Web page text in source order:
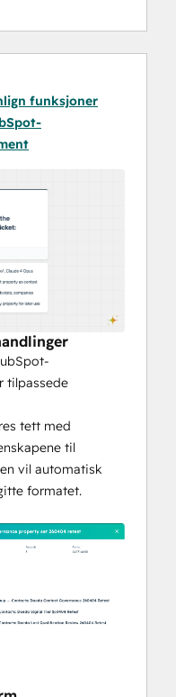
og utføres av
AI (og
hele objektrom
du trygt stille
ved
om at din
modell ikke kan
uten
funksjoner
tilpassede
tett med
til
vil automatisk
formatet.